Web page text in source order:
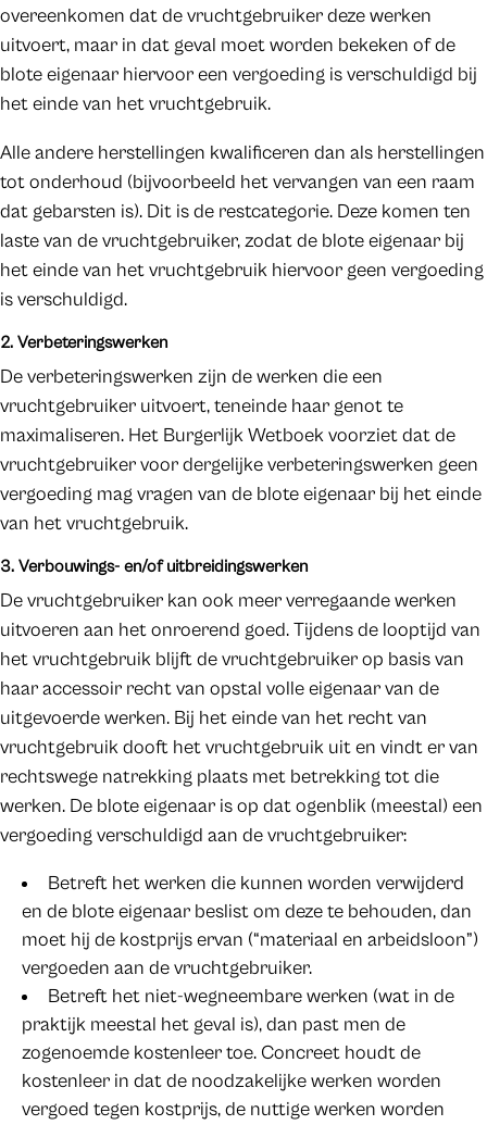
overeenkomen dat de vruchtgebruiker deze werken
uitvoert, maar in dat geval moet worden bekeken of de
blote eigenaar hiervoor een vergoeding is verschuldigd bij
het einde van het vruchtgebruik.
Alle andere herstellingen kwalificeren dan als herstellingen
tot onderhoud (bijvoorbeeld het vervangen van een raam
dat gebarsten is). Dit is de restcategorie. Deze komen ten
laste van de vruchtgebruiker, zodat de blote eigenaar bij
het einde van het vruchtgebruik hiervoor geen vergoeding
is verschuldigd.
2. Verbeteringswerken
De verbeteringswerken zijn de werken die een
vruchtgebruiker uitvoert, teneinde haar genot te
maximaliseren. Het Burgerlijk Wetboek voorziet dat de
vruchtgebruiker voor dergelijke verbeteringswerken geen
vergoeding mag vragen van de blote eigenaar bij het einde
van het vruchtgebruik.
3. Verbouwings- en/of uitbreidingswerken
De vruchtgebruiker kan ook meer verregaande werken
uitvoeren aan het onroerend goed. Tijdens de looptijd van
het vruchtgebruik blijft de vruchtgebruiker op basis van
haar accessoir recht van opstal volle eigenaar van de
uitgevoerde werken. Bij het einde van het recht van
vruchtgebruik dooft het vruchtgebruik uit en vindt er van
rechtswege natrekking plaats met betrekking tot die
werken. De blote eigenaar is op dat ogenblik (meestal) een
vergoeding verschuldigd aan de vruchtgebruiker:
Betreft het werken die kunnen worden verwijderd
en de blote eigenaar beslist om deze te behouden, dan
moet hij de kostprijs ervan (“materiaal en arbeidsloon”)
vergoeden aan de vruchtgebruiker.
Betreft het niet-wegneembare werken (wat in de
praktijk meestal het geval is), dan past men de
zogenoemde kostenleer toe. Concreet houdt de
kostenleer in dat de noodzakelijke werken worden
vergoed tegen kostprijs, de nuttige werken worden